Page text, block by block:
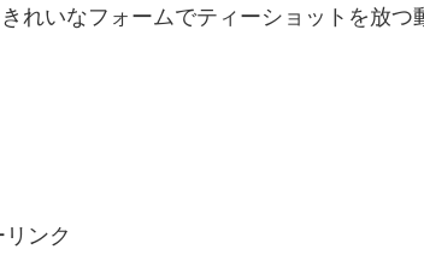
れいなフォームでティーショットを放つ
ンク